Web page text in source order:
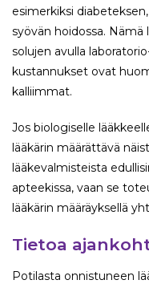
esimerkiksi
syövän hoidossa.
solujen avulla
kustannukset ovat
kalliimmat.
Jos biologiselle
lääkärin määrättävä
lääkevalmisteista
apteekissa, vaan se
lääkärin määräyksellä
Tietoa
Potilasta onnistuneen